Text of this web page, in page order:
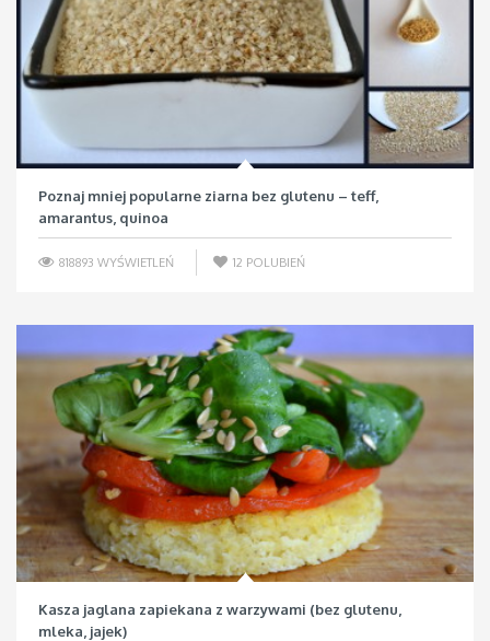
Poznaj mniej popularne ziarna bez glutenu – teff,
amarantus, quinoa
818893 WYŚWIETLEŃ 12 POLUBIEŃ
Kasza jaglana zapiekana z warzywami (bez glutenu,
mleka, jajek)